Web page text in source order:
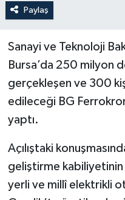
Paylaş
Sanayi ve Teknoloji
Bursa’da 250 milyon
gerçekleşen ve 300
edileceği BG Ferrokrom
yaptı.
Açılıştaki
geliştirme
yerli ve millî elektrikli